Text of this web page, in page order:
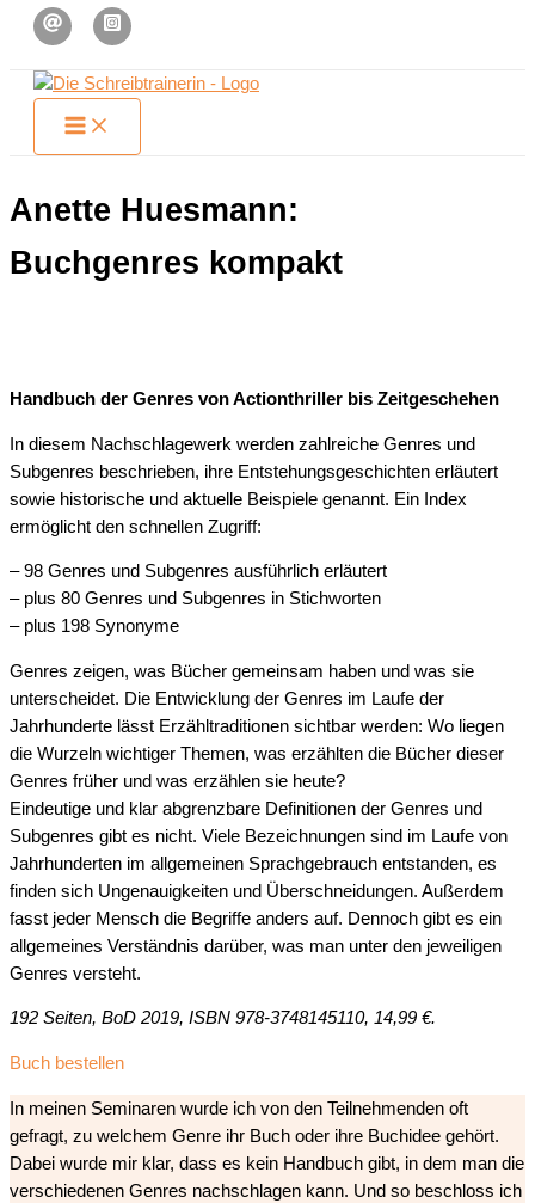
Zum
Inhalt
springen
Anette Huesmann:
Buchgenres kompakt
Handbuch der Genres von Actionthriller bis Zeitgeschehen
In diesem Nachschlagewerk werden zahlreiche Genres und
Subgenres beschrieben, ihre Entstehungsgeschichten erläutert
sowie historische und aktuelle Beispiele genannt. Ein Index
ermöglicht den schnellen Zugriff:
– 98 Genres und Subgenres ausführlich erläutert
– plus 80 Genres und Subgenres in Stichworten
– plus 198 Synonyme
Genres zeigen, was Bücher gemeinsam haben und was sie
unterscheidet. Die Entwicklung der Genres im Laufe der
Jahrhunderte lässt Erzähltraditionen sichtbar werden: Wo liegen
die Wurzeln wichtiger Themen, was erzählten die Bücher dieser
Genres früher und was erzählen sie heute?
Eindeutige und klar abgrenzbare Definitionen der Genres und
Subgenres gibt es nicht. Viele Bezeichnungen sind im Laufe von
Jahrhunderten im allgemeinen Sprachgebrauch entstanden, es
finden sich Ungenauigkeiten und Überschneidungen. Außerdem
fasst jeder Mensch die Begriffe anders auf. Dennoch gibt es ein
allgemeines Verständnis darüber, was man unter den jeweiligen
Genres versteht.
192 Seiten, BoD 2019, ISBN 978-3748145110, 14,99 €.
Buch bestellen
In meinen Seminaren wurde ich von den Teilnehmenden oft
gefragt, zu welchem Genre ihr Buch oder ihre Buchidee gehört.
Dabei wurde mir klar, dass es kein Handbuch gibt, in dem man die
verschiedenen Genres nachschlagen kann. Und so beschloss ich